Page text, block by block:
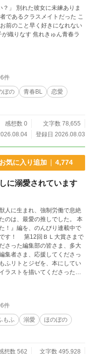
ありま
あるクラスメイトだった こ
前のこと早く好きになれない
件
ぼの 青春BL
恋愛
感想数 0
文字数 78,655
登録日 2026.08.03
お気に入り追加 4,774
に溺愛されています
人に生まれ、強制労働で息絶
は、最愛の推しでした。 本
！』編を、のんびり連載中で
大賞さまで
さった編集部の皆さま、多大
集者さま、応援してくださっ
ふリトとジゼを、本にしてい
ストを描いてくださったの
文書き直し、新しいエピソー
メイト
）、首都圏の一部書店 さま）
投票で1位に輝きました！ ゲ
、１３８７字、登場人物紹介
のイラストカードです。アニ
件
もふ 溺愛
ほのぼの
想数 562 文字数 495,928